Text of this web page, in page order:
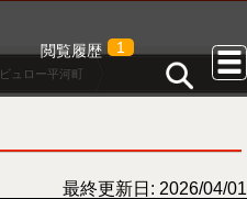
閲覧履歴 1
ビュロー平河町
最終更新日: 2026/04/01